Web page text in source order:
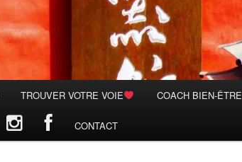
TROUVER VOTRE VOIE COACH BIEN-ÊTRE
CONTACT